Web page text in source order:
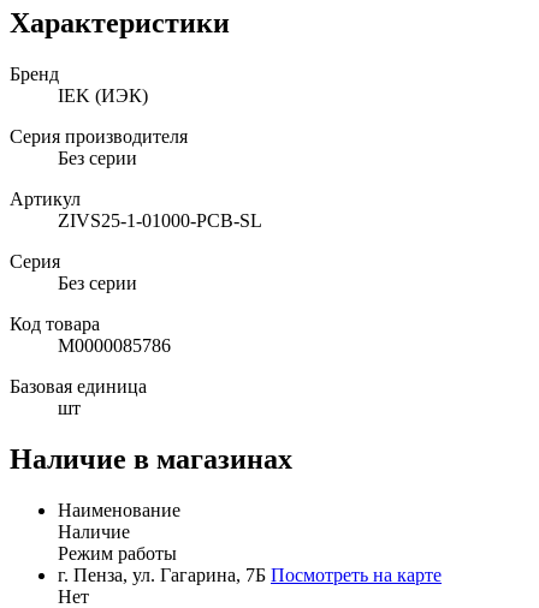
Характеристики
Бренд
IEK (ИЭК)
Серия производителя
Без серии
Артикул
ZIVS25-1-01000-PCB-SL
Серия
Без серии
Код товара
М0000085786
Базовая единица
шт
Наличие в магазинах
Наименование
Наличие
Режим работы
г. Пенза, ул. Гагарина, 7Б Посмотреть на карте
Нет